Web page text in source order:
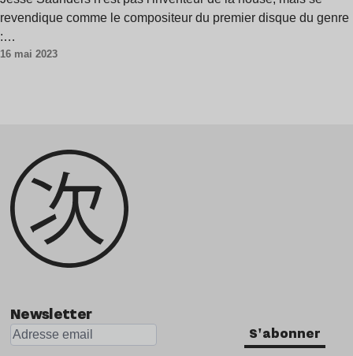
revendique comme le compositeur du premier disque du genre
:…
16 mai 2023
Newsletter
S'abonner